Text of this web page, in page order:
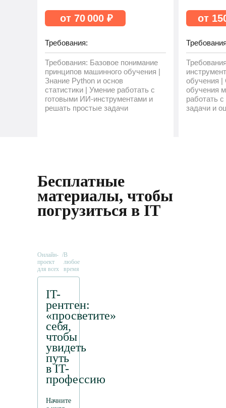
Требования:
Требования: Базовое понимание
принципов машинного обучения |
Знание Python и основ
статистики | Умение работать с
готовыми ИИ-инструментами и
решать простые задачи
от 70 000 ₽
обучения |
обучения
работать
задачи и
от
Бесплатные
материалы, чтобы
погрузиться в IT
Онлайн-
проект
для всех
/В
любое
время
IT-
рентген:
«просветите»
себя,
чтобы
увидеть
путь
в IT-
профессию
Начните